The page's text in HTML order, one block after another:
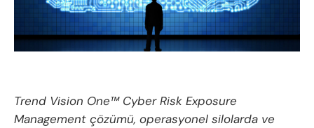
Trend Vision One™ Cyber Risk Exposure
Management çözümü, operasyonel silolarda ve